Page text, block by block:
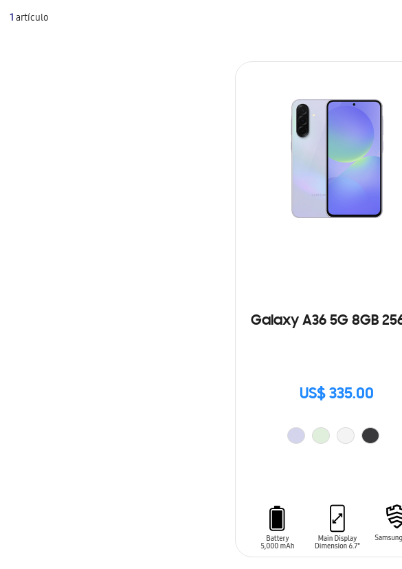
1artículo
Galaxy A36 5G 8GB
US$ 335.00